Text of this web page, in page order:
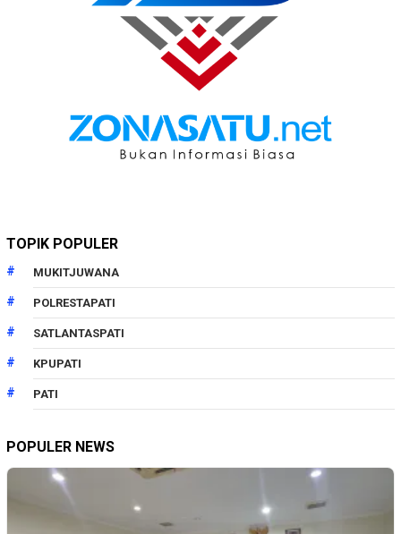
TOPIK POPULER
MUKITJUWANA
POLRESTAPATI
SATLANTASPATI
KPUPATI
PATI
POPULER NEWS